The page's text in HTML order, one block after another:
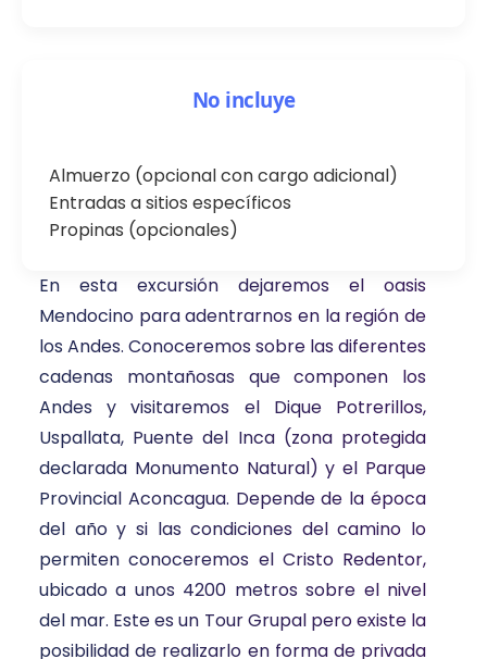
No incluye
Almuerzo (opcional con cargo adicional)
Entradas a sitios específicos
Propinas (opcionales)
En esta excursión dejaremos el oasis
Mendocino para adentrarnos en la región de
los Andes. Conoceremos sobre las diferentes
cadenas montañosas que componen los
Andes y visitaremos el Dique Potrerillos,
Uspallata, Puente del Inca (zona protegida
declarada Monumento Natural) y el Parque
Provincial Aconcagua. Depende de la época
del año y si las condiciones del camino lo
permiten conoceremos el Cristo Redentor,
ubicado a unos 4200 metros sobre el nivel
del mar. Este es un Tour Grupal pero existe la
posibilidad de realizarlo en forma de privada